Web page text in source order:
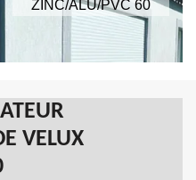
ZINC/ALU/PVC 60
VELUX